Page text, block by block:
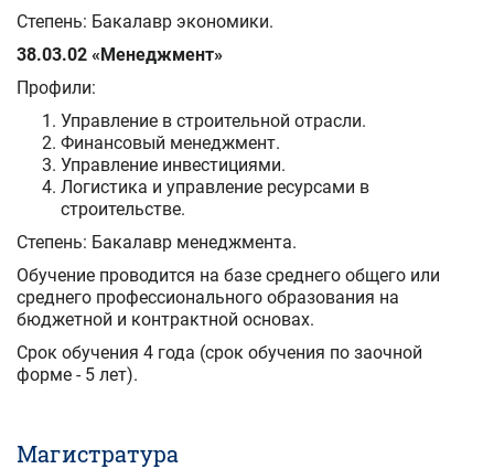
Степень: Бакалавр экономики.
38.03.02 «Менеджмент»
Профили:
Управление в строительной отрасли.
Финансовый менеджмент.
Управление инвестициями.
Логистика и управление ресурсами в
строительстве.
Степень: Бакалавр менеджмента.
Обучение проводится на базе среднего общего или
среднего профессионального образования на
бюджетной и контрактной основах.
Срок обучения 4 года (срок обучения по заочной
форме - 5 лет).
Магистратура